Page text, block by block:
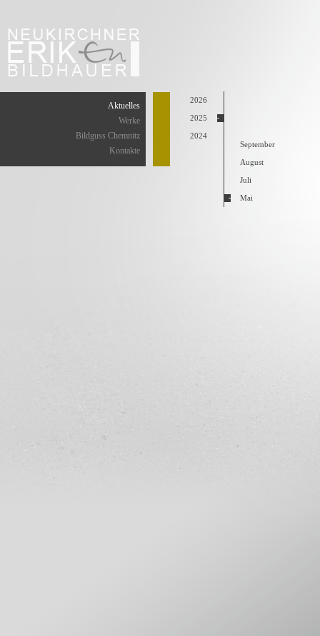
Aktuelles
Werke
Bildguss Chemnitz
Kontakte
2026
2025
2024
September
August
Juli
Mai